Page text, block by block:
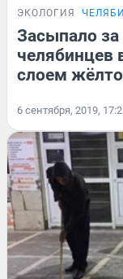
ЭКОЛОГИЯ
Засыпало
челябинцев
слоем
6 сентября, 2019,